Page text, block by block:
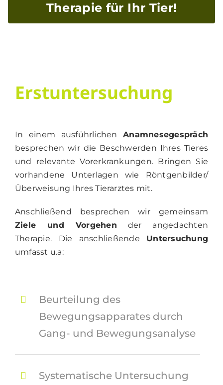
Therapie für Ihr Tier!
Erstuntersuchung
In einem ausführlichenAnamnesegespräch
besprechen wir die Beschwerden Ihres Tieres
und relevante Vorerkrankungen. Bringen Sie
vorhandene Unterlagen wie Röntgenbilder/
Überweisung Ihres Tierarztes mit.
Anschließend besprechen wir gemeinsam
Ziele und Vorgehen der angedachten
Therapie. Die anschließende Untersuchung
umfasst u.a:
Beurteilung des
Bewegungsapparates durch
Gang- und Bewegungsanalyse
Systematische Untersuchung